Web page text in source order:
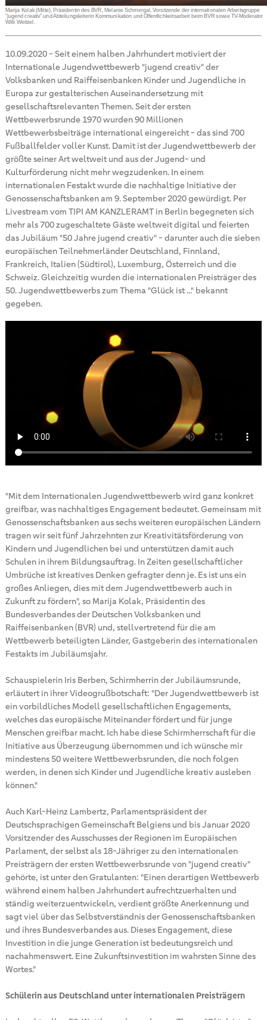
Marija Kolak (Mitte), Präsidentin des BVR, Melanie Schmergal, Vorsitzende der internationalen Arbeitsgruppe
"jugend creativ" und Abteilungsleiterin Kommunikation und Öffentlichkeitsarbeit beim BVR sowie TV-Moderator
Willi Weitzel.
10.09.2020- Seit einem halben Jahrhundert motiviert der
Internationale Jugendwettbewerb "jugend creativ" der
Volksbanken und Raiffeisenbanken Kinder und Jugendliche in
Europa zur gestalterischen Auseinandersetzung mit
gesellschaftsrelevanten Themen. Seit der ersten
Wettbewerbsrunde 1970 wurden 90 Millionen
Wettbewerbsbeiträge international eingereicht - das sind 700
Fußballfelder voller Kunst. Damit ist der Jugendwettbewerb der
größte seiner Art weltweit und aus der Jugend- und
Kulturförderung nicht mehr wegzudenken. In einem
internationalen Festakt wurde die nachhaltige Initiative der
Genossenschaftsbanken am 9. September 2020 gewürdigt. Per
Livestream vom TIPI AM KANZLERAMT in Berlin begegneten sich
mehr als 700 zugeschaltete Gäste weltweit digital und feierten
das Jubiläum "50 Jahre jugend creativ" - darunter auch die sieben
europäischen Teilnehmerländer Deutschland, Finnland,
Frankreich, Italien (Südtirol), Luxemburg, Österreich und die
Schweiz. Gleichzeitig wurden die internationalen Preisträger des
50. Jugendwettbewerbs zum Thema "Glück ist ..." bekannt
gegeben.
"Mit dem Internationalen Jugendwettbewerb wird ganz konkret
greifbar, was nachhaltiges Engagement bedeutet. Gemeinsam mit
Genossenschaftsbanken aus sechs weiteren europäischen Ländern
tragen wir seit fünf Jahrzehnten zur Kreativitätsförderung von
Kindern und Jugendlichen bei und unterstützen damit auch
Schulen in ihrem Bildungsauftrag. In Zeiten gesellschaftlicher
Umbrüche ist kreatives Denken gefragter denn je. Es ist uns ein
großes Anliegen, dies mit dem Jugendwettbewerb auch in
Zukunft zu fördern", so Marija Kolak, Präsidentin des
Bundesverbandes der Deutschen Volksbanken und
Raiffeisenbanken (BVR) und, stellvertretend für die am
Wettbewerb beteiligten Länder, Gastgeberin des internationalen
Festakts im Jubiläumsjahr.
Schauspielerin Iris Berben, Schirmherrin der Jubiläumsrunde,
erläutert in ihrer Videogrußbotschaft: "Der Jugendwettbewerb ist
ein vorbildliches Modell gesellschaftlichen Engagements,
welches das europäische Miteinander fördert und für junge
Menschen greifbar macht. Ich habe diese Schirmherrschaft für die
Initiative aus Überzeugung übernommen und ich wünsche mir
mindestens 50 weitere Wettbewerbsrunden, die noch folgen
werden, in denen sich Kinder und Jugendliche kreativ ausleben
können."
Auch Karl-Heinz Lambertz, Parlamentspräsident der
Deutschsprachigen Gemeinschaft Belgiens und bis Januar 2020
Vorsitzender des Ausschusses der Regionen im Europäischen
Parlament, der selbst als 18-Jähriger zu den internationalen
Preisträgern der ersten Wettbewerbsrunde von "jugend creativ"
gehörte, ist unter den Gratulanten: "Einen derartigen Wettbewerb
während einem halben Jahrhundert aufrechtzuerhalten und
ständig weiterzuentwickeln, verdient größte Anerkennung und
sagt viel über das Selbstverständnis der Genossenschaftsbanken
und ihres Bundesverbandes aus. Dieses Engagement, diese
Investition in die junge Generation ist bedeutungsreich und
nachahmenswert. Eine Zukunftsinvestition im wahrsten Sinne des
Wortes."
Schülerin aus Deutschland unter internationalen Preisträgern